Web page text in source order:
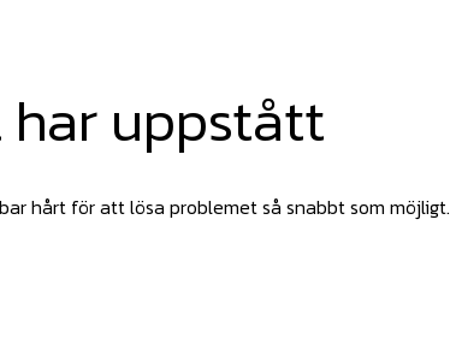
har uppstått
hårt för att lösa problemet så snabbt som möjligt.